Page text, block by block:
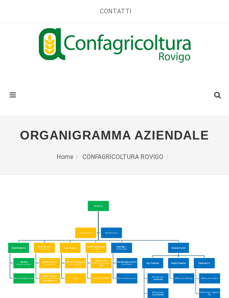
CONTATTI
ORGANIGRAMMA AZIENDALE
Home CONFAGRICOLTURA ROVIGO